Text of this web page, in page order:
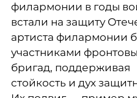
филармонии в годы
встали на защиту
артиста филармонии
участниками
бригад, поддерживая
стойкость и дух